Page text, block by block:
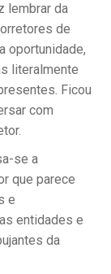
lembrar da
de
oportunidade,
literalmente
Ficou
com
se a
que parece
e
entidades e
da